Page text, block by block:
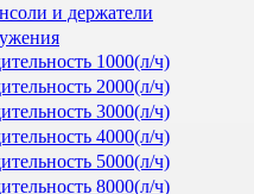
и держатели
1000(л/ч)
2000(л/ч)
3000(л/ч)
4000(л/ч)
5000(л/ч)
8000(л/ч)